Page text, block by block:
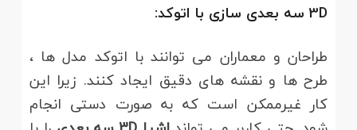
3D سه بعدی سازی با اتوکد:
طراحان و معماران می توانند با اتوکد مدل ها ،
طرح ها و نقشه های دقیق ایجاد کنند. زیرا این
کار غیرممکن است که به صورت دستی انجام